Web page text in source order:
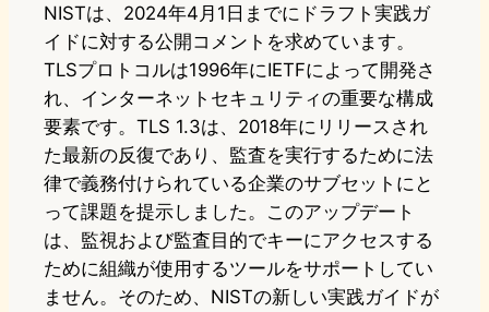
NISTは、2024年4月1日までにドラフト実践ガ
イドに対する公開コメントを求めています。
TLSプロトコルは1996年にIETFによって開発さ
れ、インターネットセキュリティの重要な構成
要素です。TLS 1.3は、2018年にリリースされ
た最新の反復であり、監査を実行するために法
律で義務付けられている企業のサブセットにと
って課題を提示しました。このアップデート
は、監視および監査目的でキーにアクセスする
ために組織が使用するツールをサポートしてい
ません。そのため、NISTの新しい実践ガイドが